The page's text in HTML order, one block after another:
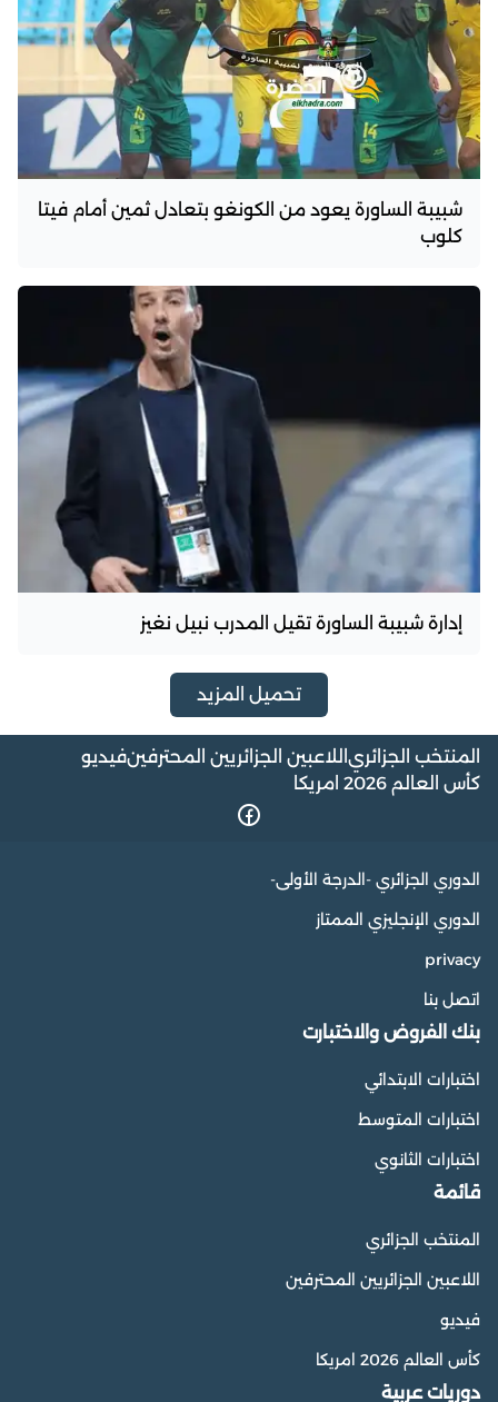
شبيبة الساورة يعود من الكونغو بتعادل ثمين أمام فيتا
كلوب
إدارة شبيبة الساورة تقيل المدرب نبيل نغيز
تحميل المزيد
المنتخب الجزائري اللاعبين الجزائريين المحترفينفيديو
كأس العالم 2026 امريكا
الدوري الجزائري -الدرجة الأولى-
الدوري الإنجليزي الممتاز
privacy
اتصل بنا
بنك الفروض والاختبارت
اختبارات الابتدائي
اختبارات المتوسط
اختبارات الثانوي
قائمة
المنتخب الجزائري
اللاعبين الجزائريين المحترفين
فيديو
كأس العالم 2026 امريكا
دوريات عربية